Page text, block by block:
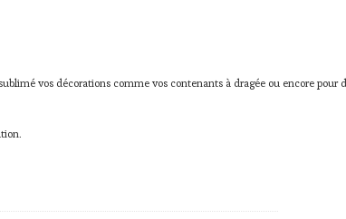
vos décorations comme vos contenants à dragée ou encore pour